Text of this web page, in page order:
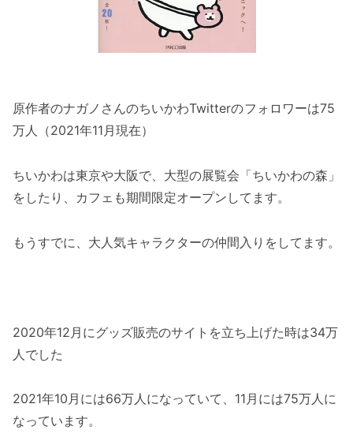
原作者のナガノさんのちいかわTwitterのフォロワーは75
万人（2021年11月現在）
ちいかわは東京や大阪で、大型の展覧会「ちいかわの森」
をしたり、カフェも期間限定オープンしてます。
もうすでに、大人気キャラクターの仲間入りをしてます。
2020年12月にグッズ販売のサイトを立ち上げた時は34万
人でした
2021年10月には66万人になっていて、11月には75万人に
なっています。